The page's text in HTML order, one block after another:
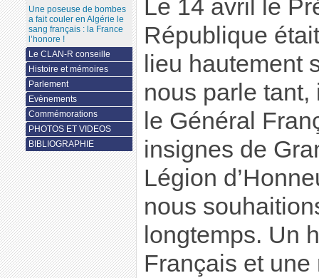
Le 14 avril le
République
lieu hautement
nous parle
le Général
insignes de
Légion
nous
longtemps. Un
Français et
Une poseuse de bombes
a fait couler en Algérie le
sang français : la France
l’honore !
Le CLAN-R conseille
Histoire et mémoires
Parlement
Evènements
Commémorations
PHOTOS ET VIDEOS
BIBLIOGRAPHIE